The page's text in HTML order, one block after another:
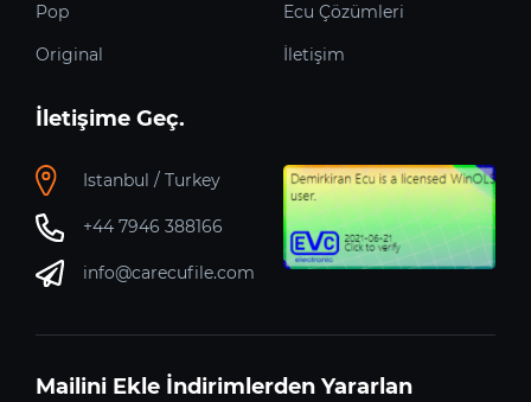
Pop
Original
Ecu Çözümleri
İletişim
İletişime Geç.
Istanbul / Turkey
+44 7946 388166
info@carecufile.com
Mailini Ekle İndirimlerden Yararlan